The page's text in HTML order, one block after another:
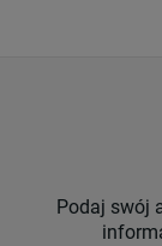
Podaj swój